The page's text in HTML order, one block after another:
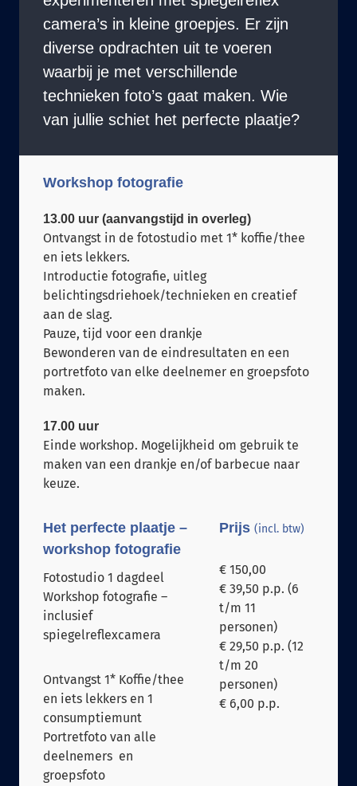
camera’s in kleine groepjes. Er zijn
diverse opdrachten uit te voeren
waarbij je met verschillende
technieken foto’s gaat maken. Wie
van jullie schiet het perfecte plaatje?
Workshop fotografie
13.00 uur (aanvangstijd in overleg)
Ontvangst in de fotostudio met 1* koffie/thee
en iets lekkers.
Introductie fotografie, uitleg
belichtingsdriehoek/technieken en creatief
aan de slag.
Pauze, tijd voor een drankje
Bewonderen van de eindresultaten en een
portretfoto van elke deelnemer en groepsfoto
maken.
17.00 uur
Einde workshop. Mogelijkheid om gebruik te
maken van een drankje en/of barbecue naar
keuze.
Het perfecte plaatje –
workshop fotografie
Prijs (incl. btw)
Fotostudio 1 dagdeel
Workshop fotografie –
inclusief
spiegelreflexcamera
Ontvangst 1* Koffie/thee
en iets lekkers en 1
consumptiemunt
Portretfoto van alle
deelnemers en
groepsfoto
€ 150,00
€ 39,50 p.p. (6
t/m 11
personen)
€ 29,50 p.p. (12
t/m 20
personen)
€ 6,00 p.p.